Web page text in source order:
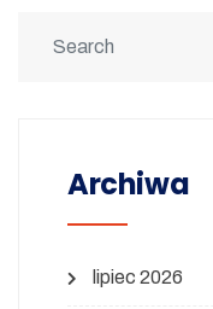
Archiwa
lipiec 2026